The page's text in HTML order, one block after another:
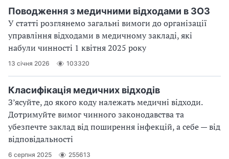
Поводження з медичними відходами в ЗОЗ
У статті розглянемо загальні вимоги до організації
управління відходами в медичному закладі, які
набули чинності 1 квітня 2025 року
13 січня 2026 103320
Класифікація медичних відходів
З’ясуйте, до якого коду належать медичні відходи.
Дотримуйте вимог чинного законодавства та
убезпечте заклад від поширення інфекцій, а себе — від
відповідальності
6 серпня 2025 255613